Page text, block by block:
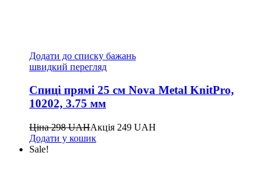
Додати до списку бажань
швидкий перегляд
Спиці прямі 25 см Nova Metal KnitPro,
10202, 3.75 мм
Ціна298UAHАкція 249 UAH
Додати у кошик
Sale!